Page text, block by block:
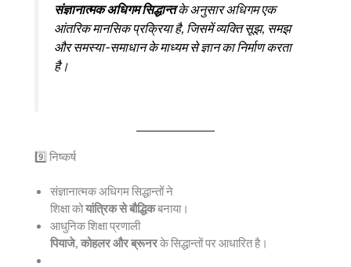
संज्ञानात्मक अधिगम सिद्धान्तके अनुसार अधिगम एक
आंतरिक मानसिक प्रक्रिया है, जिसमें व्यक्ति सूझ, समझ
और समस्या-समाधान के माध्यम से ज्ञान का निर्माण करता
है।
9️⃣ निष्कर्ष
संज्ञानात्मक अधिगम सिद्धान्तों ने
शिक्षा कोयांत्रिक से बौद्धिकबनाया।
आधुनिक शिक्षा प्रणाली
पियाजे, कोहलर और ब्रूनरके सिद्धान्तों पर आधारित है।